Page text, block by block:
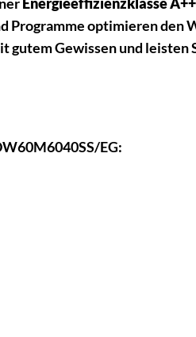
Energieeffizienzklasse A++
Programme optimieren den
gutem Gewissen und leisten
EG: